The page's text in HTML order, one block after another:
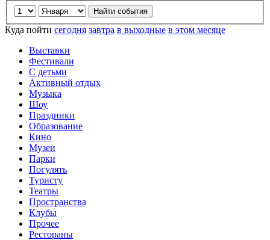
Куда пойти сегодня завтра в выходные в этом месяце
Выставки
Фестивали
С детьми
Активный отдых
Музыка
Шоу
Праздники
Образование
Кино
Музеи
Парки
Погулять
Туристу
Театры
Пространства
Клубы
Прочее
Рестораны